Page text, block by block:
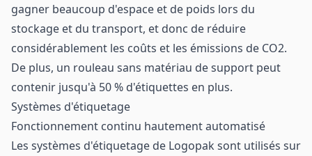
gagner beaucoup d'espace et de poids lors du
stockage et du transport, et donc de réduire
considérablement les coûts et les émissions de CO2.
De plus, un rouleau sans matériau de support peut
contenir jusqu'à 50 % d'étiquettes en plus.
Systèmes d'étiquetage
Fonctionnement continu hautement automatisé
Les systèmes d'étiquetage de Logopak sont utilisés sur